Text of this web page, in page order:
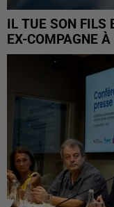
IL TUE SON FILS
EX-COMPAGNE